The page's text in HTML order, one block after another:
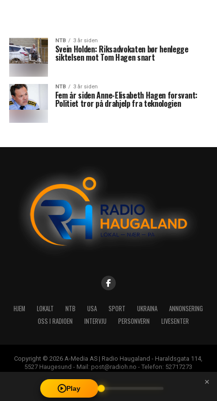
NTB 3 år siden
Svein Holden: Riksadvokaten bør henlegge
siktelsen mot Tom Hagen snart
NTB 3 år siden
Fem år siden Anne-Elisabeth Hagen forsvant:
Politiet tror på drahjelp fra teknologien
HJEM LOKALT NTB USA SPORT UKRAINA
ANNONSERING
OSS I RADIOEN
INTERVJU PERSONVERN LIVESENTER
Copyright © 2026 A-Media AS | Radio Haugaland - Haraldsgata 114,
5527 Haugesund - Mail: post@radioh.no - Telefon: 52717273
Play
×